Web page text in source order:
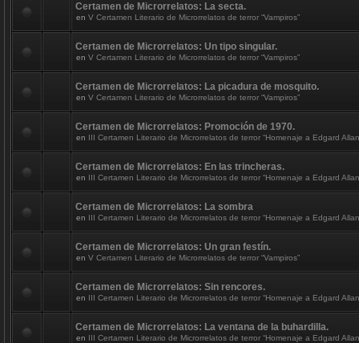
Certamen de Microrrelatos: La secta.
en V Certamen Literario de Microrrelatos de terror “Vampiros”
Certamen de Microrrelatos: Un tipo singular.
en V Certamen Literario de Microrrelatos de terror “Vampiros”
Certamen de Microrrelatos: La picadura de mosquito.
en V Certamen Literario de Microrrelatos de terror “Vampiros”
Certamen de Microrrelatos: Promoción de 1970.
en III Certamen Literario de Microrrelatos de terror “Homenaje a Edgard
Certamen de Microrrelatos: En las trincheras.
en III Certamen Literario de Microrrelatos de terror “Homenaje a Edgard
Certamen de Microrrelatos: La sombra
en III Certamen Literario de Microrrelatos de terror “Homenaje a Edgard
Certamen de Microrrelatos: Un gran festín.
en V Certamen Literario de Microrrelatos de terror “Vampiros”
Certamen de Microrrelatos: Sin rencores.
en III Certamen Literario de Microrrelatos de terror “Homenaje a Edgard
Certamen de Microrrelatos: La ventana de la buhardilla.
en III Certamen Literario de Microrrelatos de terror “Homenaje a Edgard